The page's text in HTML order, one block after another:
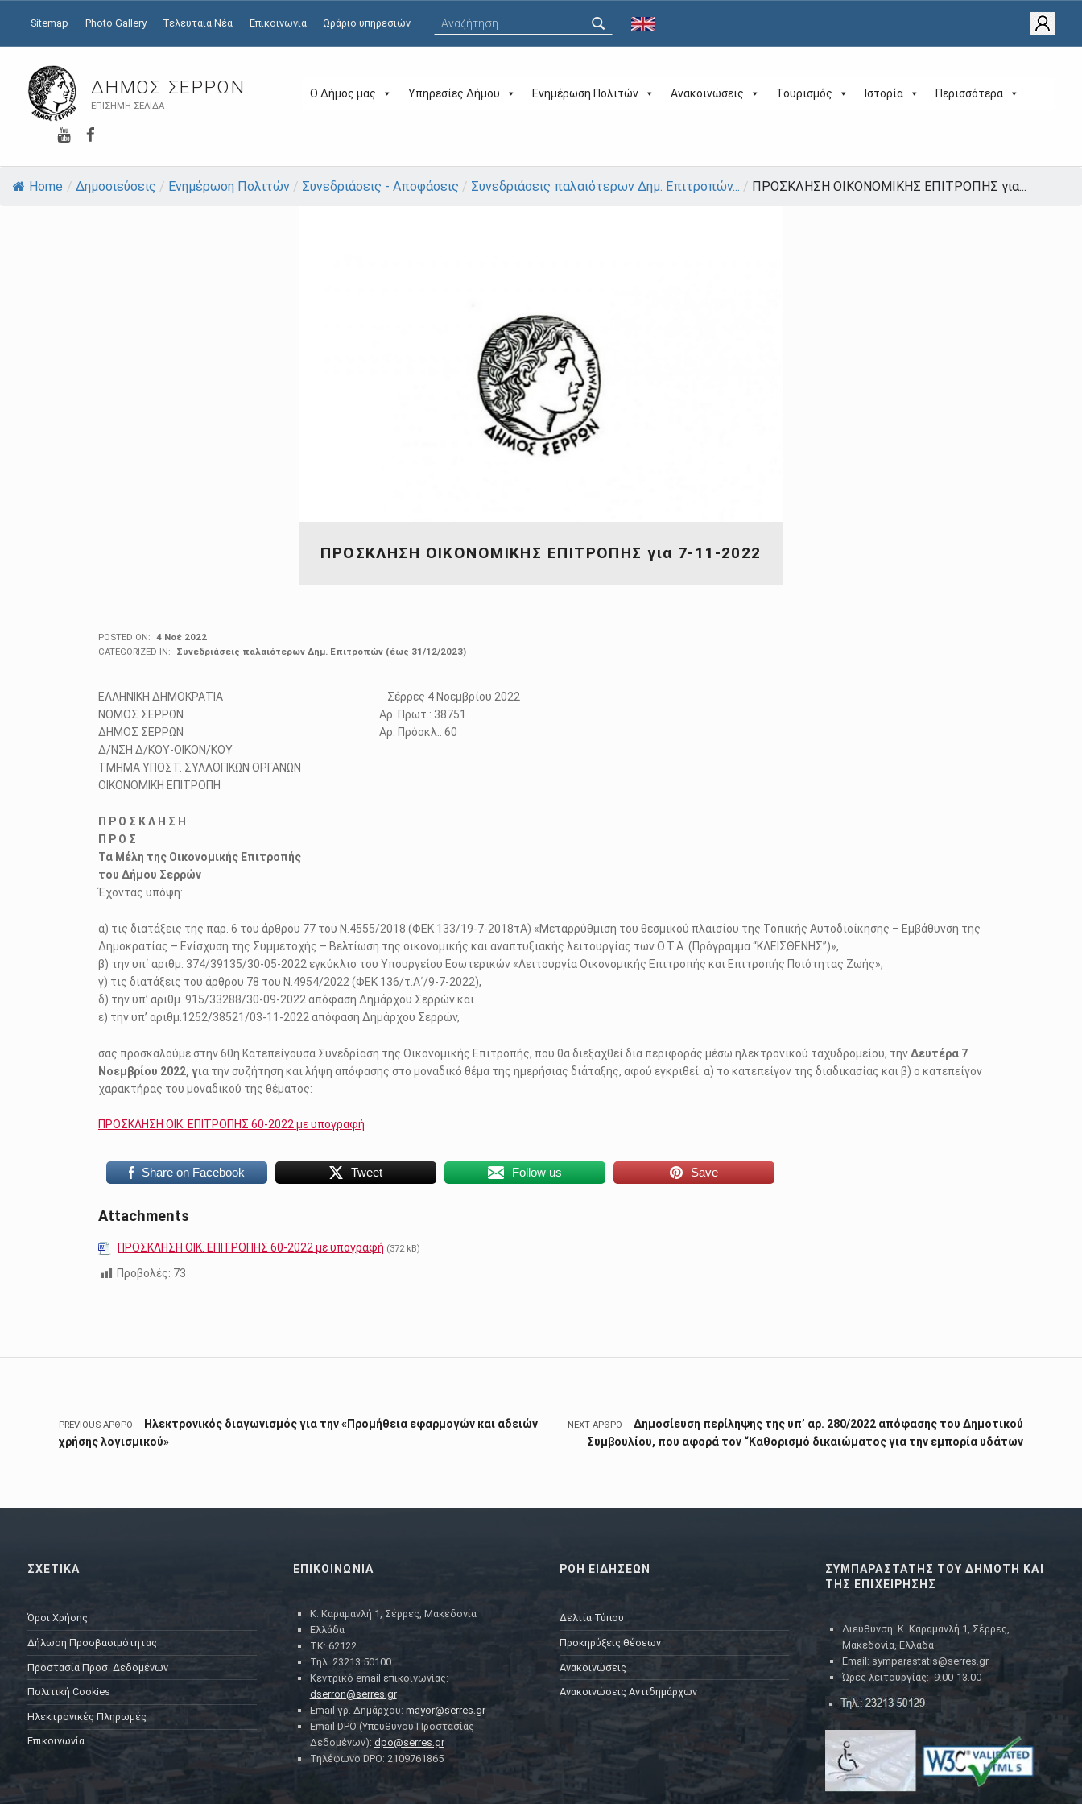
ΔΉΜΟΣ ΣΕΡΡΏΝ
ΕΠΊΣΗΜΗ ΣΕΛΊΔΑ
Ο Δήμος μας Υπηρεσίες Δήμου Ενημέρωση Πολιτών Ανακοινώσεις Τουρισμός Ιστορία Περισσότερα
YouTube
Sitemap Photo Gallery Τελευταία Νέα Επικοινωνία Ωράριο υπηρεσιών
Home / Δημοσιεύσεις / Ενημέρωση Πολιτών / Συνεδριάσεις - Αποφάσεις / Συνεδριάσεις παλαιότερων Δημ. Επιτροπών... / ΠΡΟΣΚΛΗΣΗ ΟΙΚΟΝΟΜΙΚΗΣ ΕΠΙΤΡΟΠΗΣ για...
ΠΡΟΣΚΛΗΣΗ ΟΙΚΟΝΟΜΙΚΗΣ ΕΠΙΤΡΟΠΗΣ για 7-11-2022
POSTED ON: 4 Νοέ 2022
CATEGORIZED IN:
Συνεδριάσεις παλαιότερων Δημ. Επιτροπών (έως 31/12/2023)
ΕΛΛΗΝΙΚΗ ΔΗΜΟΚΡΑΤΙΑ Σέρρες 4 Νοεμβρίου 2022
ΝΟΜΟΣ ΣΕΡΡΩΝ Αρ. Πρωτ.: 38751
ΔΗΜΟΣ ΣΕΡΡΩΝ Αρ. Πρόσκλ.: 60
Δ/ΝΣΗ Δ/ΚΟΥ-ΟΙΚΟΝ/ΚΟΥ
ΤΜΗΜΑ ΥΠΟΣΤ. ΣΥΛΛΟΓΙΚΩΝ ΟΡΓΑΝΩΝ
ΟΙΚΟΝΟΜΙΚΗ ΕΠΙΤΡΟΠΗ
Π Ρ Ο Σ Κ Λ Η Σ Η
Π Ρ Ο Σ
Τα Μέλη της Οικονομικής Επιτροπής
του Δήμου Σερρών
Έχοντας υπόψη:
α) τις διατάξεις της παρ. 6 του άρθρου 77 του Ν.4555/2018 (ΦΕΚ 133/19-7-2018τΑ) «Μεταρρύθμιση του θεσμικού πλαισίου της Τοπικής Αυτοδιοίκησης – Εμβάθυνση της
Δημοκρατίας – Ενίσχυση της Συμμετοχής – Βελτίωση της οικονομικής και αναπτυξιακής λειτουργίας των Ο.Τ.Α. (Πρόγραμμα “ΚΛΕΙΣΘΕΝΗΣ”)»,
β) την υπ΄ αριθμ. 374/39135/30-05-2022 εγκύκλιο του Υπουργείου Εσωτερικών «Λειτουργία Οικονομικής Επιτροπής και Επιτροπής Ποιότητας Ζωής»,
γ) τις διατάξεις του άρθρου 78 του Ν.4954/2022 (ΦΕΚ 136/τ.Α΄/9-7-2022),
δ) την υπ’ αριθμ. 915/33288/30-09-2022 απόφαση Δημάρχου Σερρών και
ε) την υπ’ αριθμ.1252/38521/03-11-2022 απόφαση Δημάρχου Σερρών,
σας προσκαλούμε στην 60η Κατεπείγουσα Συνεδρίαση της Οικονομικής Επιτροπής, που θα διεξαχθεί δια περιφοράς μέσω ηλεκτρονικού ταχυδρομείου, τηνΔευτέρα 7
Νοεμβρίου 2022, για την συζήτηση και λήψη απόφασης στο μοναδικό θέμα της ημερήσιας διάταξης, αφού εγκριθεί: α) το κατεπείγον της διαδικασίας και β) ο κατεπείγον
χαρακτήρας του μοναδικού της θέματος:
ΠΡΟΣΚΛΗΣΗ ΟΙΚ. ΕΠΙΤΡΟΠΗΣ 60-2022 με υπογραφή
Share on Facebook Tweet Follow us Save
Attachments
ΠΡΟΣΚΛΗΣΗ ΟΙΚ. ΕΠΙΤΡΟΠΗΣ 60-2022 με υπογραφή (372 kB)
Προβολές: 73
Πλοήγηση άρθρων
PREVIOUS ΆΡΘΡΟ
Ηλεκτρονικός διαγωνισμός για την «Προμήθεια εφαρμογών και αδειών
χρήσης λογισμικού»
NEXT ΆΡΘΡΟ
Δημοσίευση περίληψης της υπ’ αρ. 280/2022 απόφασης του Δημοτικού
Συμβουλίου, που αφορά τον “Καθορισμό δικαιώματος για την εμπορία υδάτων
ΣΧΕΤΙΚΑ
Όροι Χρήσης
Δήλωση Προσβασιμότητας
Προστασία Προσ. Δεδομένων
Πολιτική Cookies
Ηλεκτρονικές Πληρωμές
Επικοινωνία
ΕΠΙΚΟΙΝΩΝΙΑ
Κ. Καραμανλή 1, Σέρρες, Μακεδονία
Ελλάδα
ΤΚ: 62122
Τηλ. 23213 50100
Κεντρικό email επικοινωνίας:
dserron@serres.gr
Email γρ. Δημάρχου: mayor@serres.gr
Email DPO (Υπευθύνου Προστασίας
Δεδομένων): dpo@serres.gr
Τηλέφωνο DPO: 2109761865
ΡΟΗ ΕΙΔΗΣΕΩΝ
Δελτία Τύπου
Προκηρύξεις θέσεων
Ανακοινώσεις
Ανακοινώσεις Αντιδημάρχων
ΣΥΜΠΑΡΑΣΤΑΤΗΣ ΤΟΥ ΔΗΜΟΤΗ ΚΑΙ
ΤΗΣ ΕΠΙΧΕΙΡΗΣΗΣ
Διεύθυνση: Κ. Καραμανλή 1, Σέρρες,
Μακεδονία, Ελλάδα
Email: symparastatis@serres.gr
Ώρες λειτουργίας: 9.00-13.00